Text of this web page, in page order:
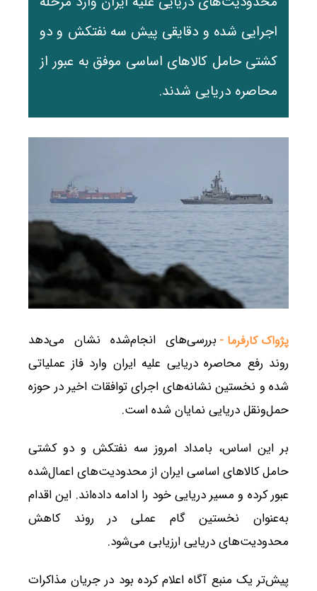
اجرایی شده و دقایقی پیش سه نفتکش و دو
کشتی حامل کالاهای اساسی موفق به عبور از
محاصره دریایی شدند.
پژواک کارفرما - بررسی‌های انجام‌شده نشان می‌دهد
روند رفع محاصره دریایی علیه ایران وارد فاز عملیاتی
شده و نخستین نشانه‌های اجرای توافقات اخیر در حوزه
حمل‌ونقل دریایی نمایان شده است.
بر این اساس، بامداد امروز سه نفتکش و دو کشتی
حامل کالاهای اساسی ایران از محدودیت‌های اعمال‌شده
عبور کرده و مسیر دریایی خود را ادامه داده‌اند. این اقدام
به‌عنوان نخستین گام عملی در روند کاهش
محدودیت‌های دریایی ارزیابی می‌شود.
پیش‌تر یک منبع آگاه اعلام کرده بود در جریان مذاکرات